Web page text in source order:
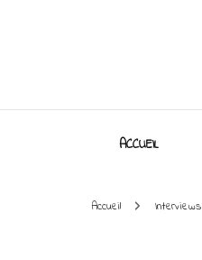
ACCUEIL
Accueil Interviews